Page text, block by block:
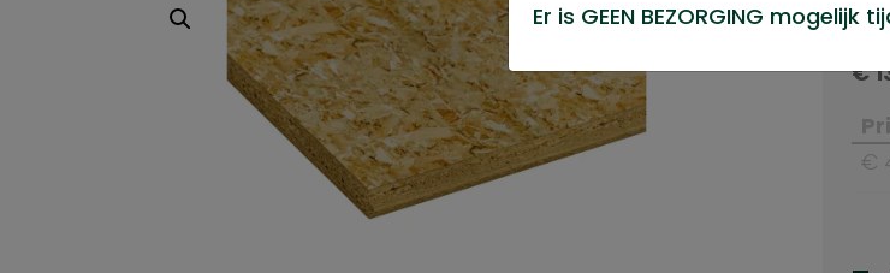
€
€
Er is GEEN BEZORGING mogelijk